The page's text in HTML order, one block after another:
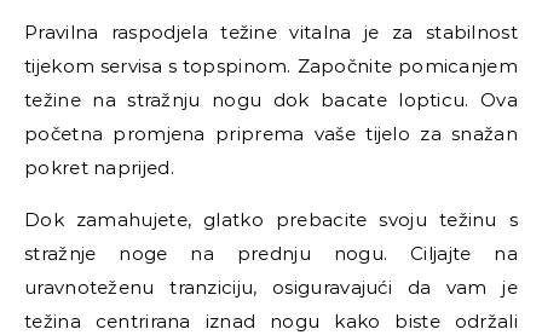
Pravilna raspodjela težine vitalna je za stabilnost
tijekom servisa s topspinom. Započnite pomicanjem
težine na stražnju nogu dok bacate lopticu. Ova
početna promjena priprema vaše tijelo za snažan
pokret naprijed.
Dok zamahujete, glatko prebacite svoju težinu s
stražnje noge na prednju nogu. Ciljajte na
uravnoteženu tranziciju, osiguravajući da vam je
težina centrirana iznad nogu kako biste održali